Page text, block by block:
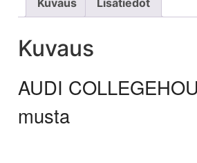
Kuvaus
AUDI
musta